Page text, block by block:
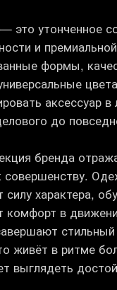
это утонченное
и
формы,
аксессуар
до
бренда
совершенству.
силу характера,
комфорт в
живёт в ритме
выглядеть